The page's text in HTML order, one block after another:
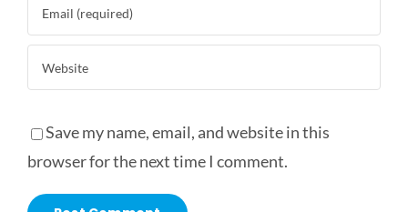
Save my name, email, and website in this
browser for the next time I comment.